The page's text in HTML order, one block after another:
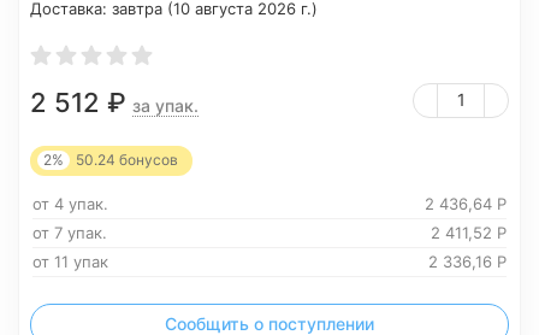
Доставка: завтра (10 августа 2026 г.)
2 512 ₽ за упак.
2% 50.24 бонусов
от 4 упак. 2 436,64 Р
от 7 упак.
2 411,52 Р
от 11 упак
2 336,16 Р
Сообщить о поступлении